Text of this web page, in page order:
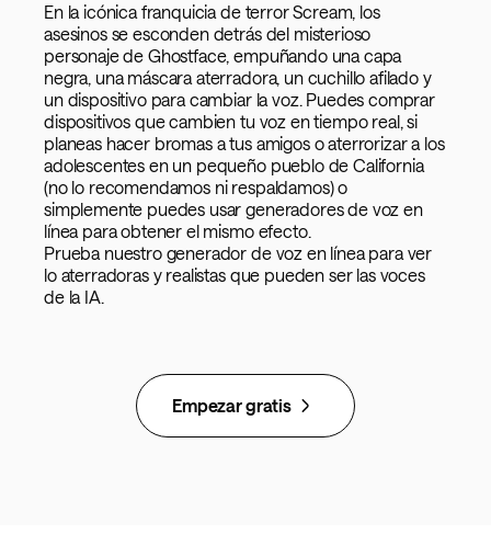
En la icónica franquicia de terror Scream, los
asesinos se esconden detrás del misterioso
personaje de Ghostface, empuñando una capa
negra, una máscara aterradora, un cuchillo afilado y
un dispositivo para cambiar la voz. Puedes comprar
dispositivos que cambien tu voz en tiempo real, si
planeas hacer bromas a tus amigos o aterrorizar a los
adolescentes en un pequeño pueblo de California
(no lo recomendamos ni respaldamos) o
simplemente puedes usar generadores de voz en
línea para obtener el mismo efecto.
Prueba nuestro generador de voz en línea para ver
lo aterradoras y realistas que pueden ser las voces
de la IA.
Empezar gratis